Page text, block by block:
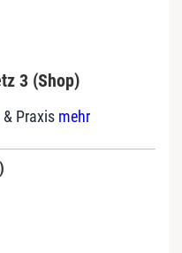
3 (Shop)
& Praxis mehr